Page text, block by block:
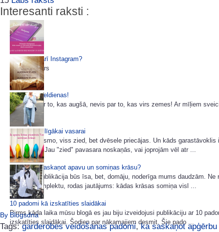
Interesanti raksti :
Tiekamies arī Instagram?
aija_buduars
Priecīgas Lieldienas!
Domājiet par to, kas augšā, nevis par to, kas virs zemes! Ar mīļiem
3 padomi stilīgākai vasarai
Daba jau līksmo, viss zied, bet dvēsele priecājas. Un kāds garastāvoklis
garderobei? Jau "zied" pavasara noskaņās, vai joprojām vēl atr ...
Kā pareizi saskaņot apavu un somiņas krāsu?
Šodienas publikācija būs īsa, bet, domāju, noderīga mums daudzām. Ne
apģērbu komplektu, rodas jautājums: kādas krāsas somiņa visl ...
10 padomi kā izskatīties slaidākai
Pirms kāda laika mūsu blogā es jau biju izveidojusi publikāciju ar 10
izskatīties slaidākai. Šodien par nākamajiem desmit. Šie pado ...
By Blogsdna
Tags:garderobes veidošanas padomi,ka saskaņot